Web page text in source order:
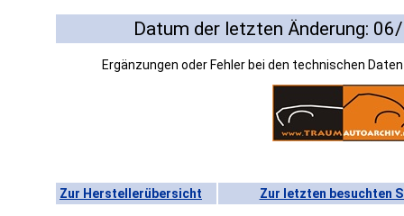
Datum der letzten Änderung:
Ergänzungen oder Fehler bei den technischen
Zur Herstellerübersicht Zur letzten besuchten